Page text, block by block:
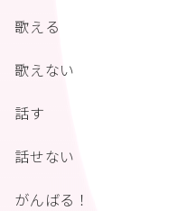
歌える
歌えない
話す
話せない
がんばる！